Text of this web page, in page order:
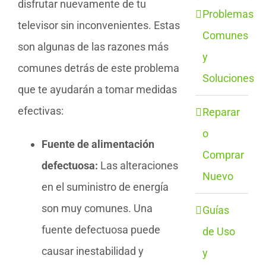
disfrutar nuevamente de tu
televisor sin inconvenientes. Estas
son algunas de las razones más
comunes detrás de este problema
que te ayudarán a tomar medidas
efectivas:
Fuente de alimentación
defectuosa: Las alteraciones
en el suministro de energía
son muy comunes. Una
fuente defectuosa puede
causar inestabilidad y
Problemas
Comunes
y
Soluciones
Reparar
o
Comprar
Nuevo
Guías
de Uso
y